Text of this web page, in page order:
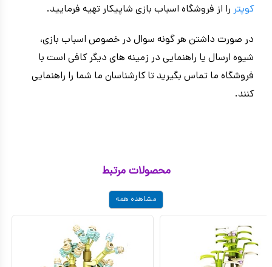
کوپتر را از فروشگاه اسباب بازی شاپیکار تهیه فرمایید.
در صورت داشتن هر گونه سوال در خصوص اسباب بازی،
شیوه ارسال یا راهنمایی در زمینه های دیگر کافی است با
فروشگاه ما تماس بگیرید تا کارشناسان ما شما را راهنمایی
کنند.
محصولات مرتبط
مشاهده همه